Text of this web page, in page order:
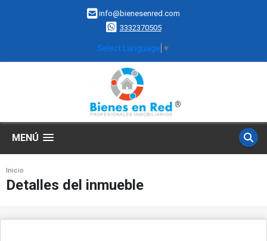
info@bienesenred.com
3332370505
Select Language ▼
MENÚ
Inicio
Detalles del inmueble